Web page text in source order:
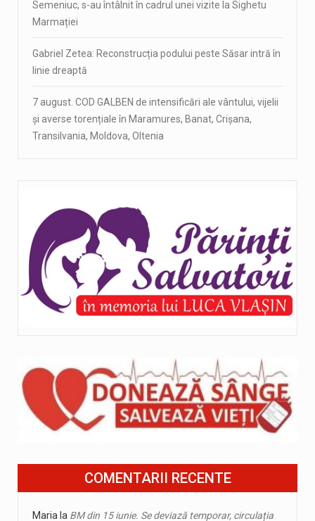
Semeniuc, s-au întâlnit în cadrul unei vizite la Sighetu
Marmației
Gabriel Zetea: Reconstrucția podului peste Săsar intră în
linie dreaptă
7 august. COD GALBEN de intensificări ale vântului, vijelii
și averse torențiale în Maramures, Banat, Crișana,
Transilvania, Moldova, Oltenia
COMENTARII RECENTE
Maria la BM din 15 iunie. Se deviază temporar, circulația